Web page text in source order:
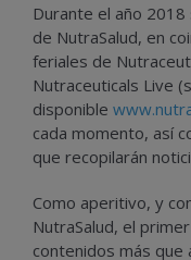
Durante el año
de NutraSalud, en
feriales de
Nutraceuticals Live
disponible
cada momento, así
que recopilarán
Como aperitivo, y
NutraSalud, el
contenidos más que